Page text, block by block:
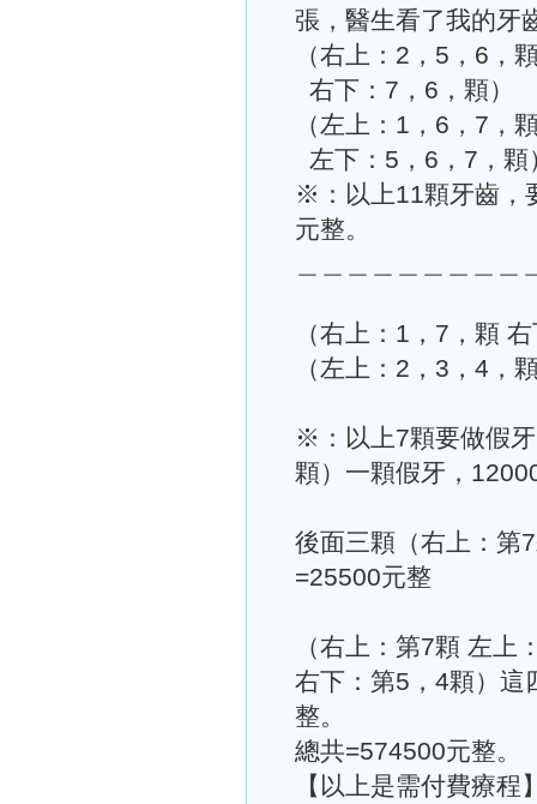
張，醫生看了我的牙
（右上：2，5，6，
右下：7，6，顆）
（左上：1，6，7，
左下：5，6，7，顆
※：以上11顆牙齒，
元整。
（右上：1，7，顆
（左上：2，3，4，
※：以上7顆要做假
顆）一顆假牙，
後面三顆（右上：第
=25500元整
（右上：第7顆 左上
右下：第5，4顆）這
整。
總共=574500元整。
【以上是需付費療程